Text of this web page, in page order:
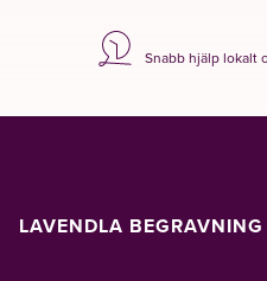
Snabb hjälp lokalt
LAVENDLA BEGRAVNING